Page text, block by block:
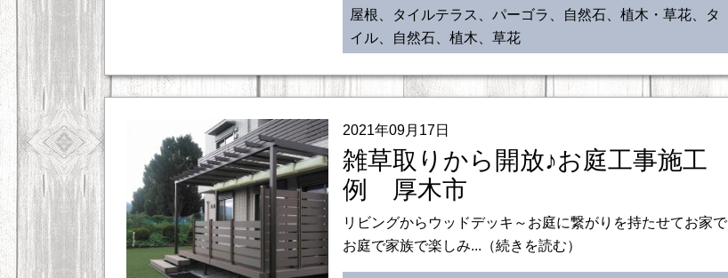
屋根、タイルテラス、パーゴラ、自然石、植木・草花、タ
イル、自然石、植木、草花
2021年09月17日
雑草取りから開放♪お庭工事施工
例 厚木市
リビングからウッドデッキ～お庭に繋がりを持たせてお家で
お庭で家族で楽しみ...（続きを読む）